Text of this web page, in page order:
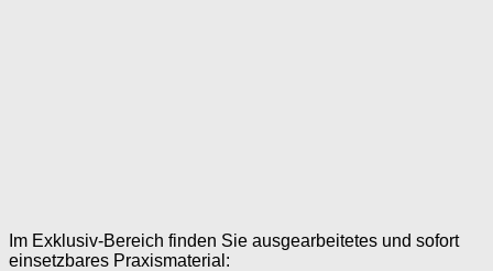
Im Exklusiv-Bereich finden Sie ausgearbeitetes und sofort
einsetzbares Praxismaterial: